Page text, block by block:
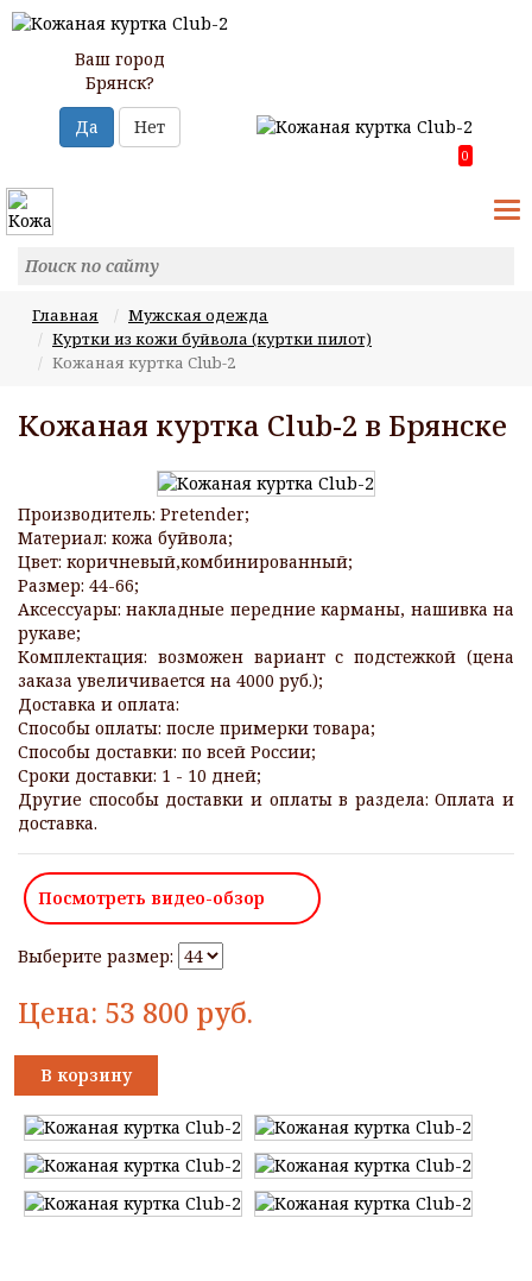
Ваш город
Брянск?
Да
Нет
0
Главная
Мужская одежда
Куртки из кожи буйвола (куртки пилот)
Кожаная куртка Club-2
Кожаная куртка Club-2 в Брянске
Производитель: Pretender;
Материал: кожа буйвола;
Цвет: коричневый,комбинированный;
Размер: 44-66;
Аксессуары: накладные передние карманы, нашивка на
рукаве;
Комплектация: возможен вариант с подстежкой (цена
заказа увеличивается на 4000 руб.);
Доставка и оплата:
Способы оплаты: после примерки товара;
Способы доставки: по всей России;
Сроки доставки: 1 - 10 дней;
Другие способы доставки и оплаты в раздела: Оплата и
доставка.
Посмотреть видео-обзор
Выберите размер:
Цена: 53 800 руб.
В корзину